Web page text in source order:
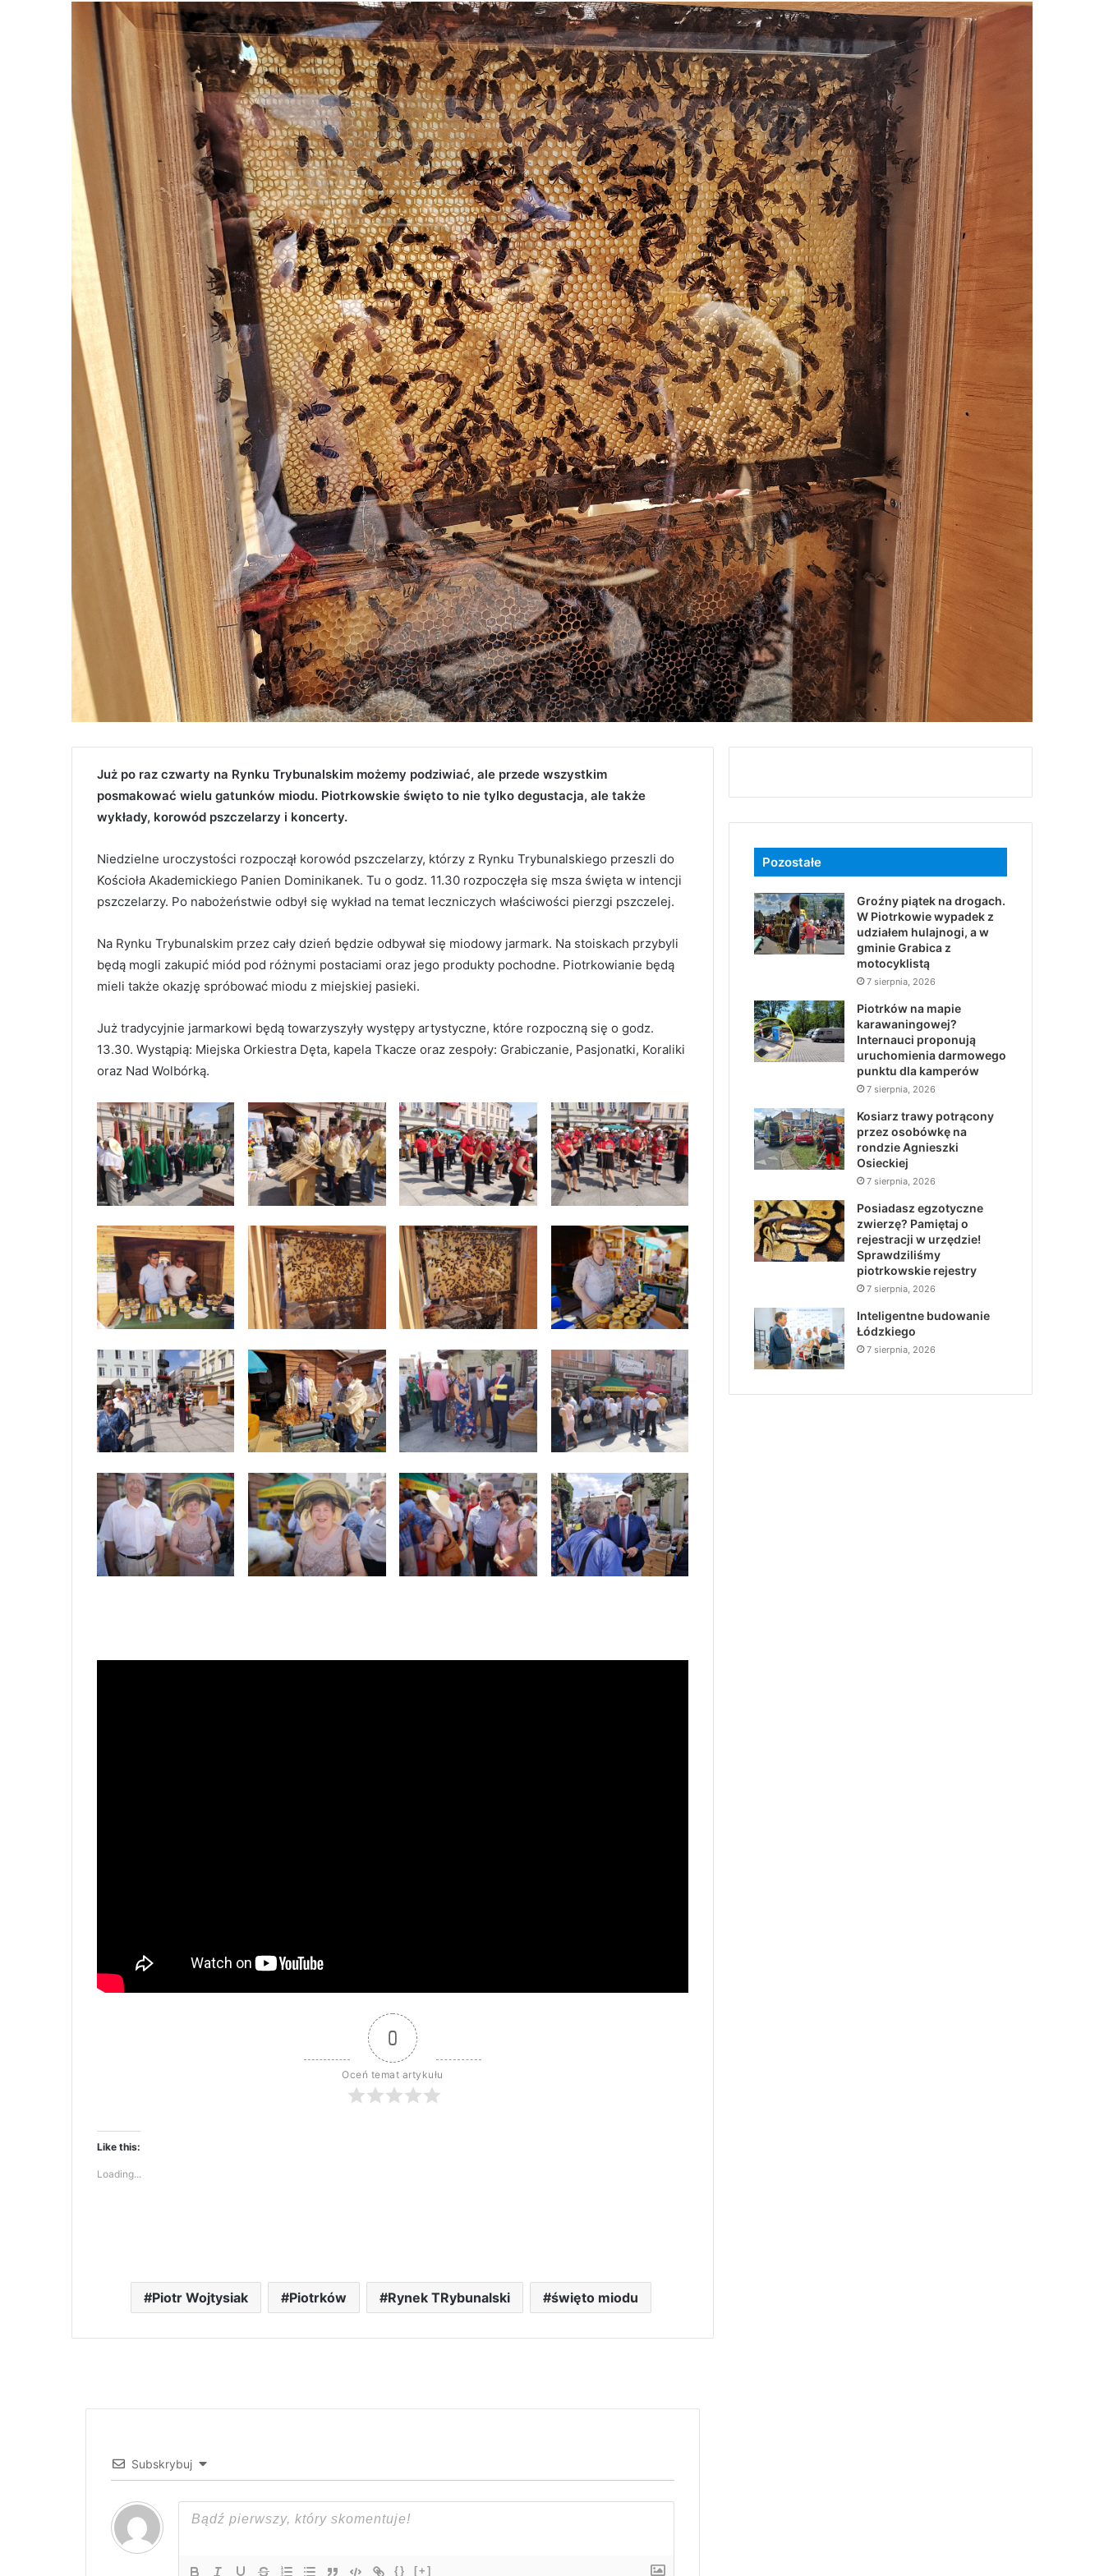
Już po raz czwarty na Rynku Trybunalskim możemy podziwiać, ale przede wszystkim
posmakować wielu gatunków miodu. Piotrkowskie święto to nie tylko degustacja, ale także
wykłady, korowód pszczelarzy i koncerty.
Niedzielne uroczystości rozpoczął korowód pszczelarzy, którzy z Rynku Trybunalskiego przeszli do
Kościoła Akademickiego Panien Dominikanek. Tu o godz. 11.30 rozpoczęła się msza święta w intencji
pszczelarzy. Po nabożeństwie odbył się wykład na temat leczniczych właściwości pierzgi pszczelej.
Na Rynku Trybunalskim przez cały dzień będzie odbywał się miodowy jarmark. Na stoiskach przybyli
będą mogli zakupić miód pod różnymi postaciami oraz jego produkty pochodne. Piotrkowianie będą
mieli także okazję spróbować miodu z miejskiej pasieki.
Już tradycyjnie jarmarkowi będą towarzyszyły występy artystyczne, które rozpoczną się o godz.
13.30. Wystąpią: Miejska Orkiestra Dęta, kapela Tkacze oraz zespoły: Grabiczanie, Pasjonatki, Koraliki
oraz Nad Wolbórką.
0
Oceń temat artykułu
Like this:
Loading...
Piotr Wojtysiak Piotrków Rynek TRybunalski święto miodu
Subskrybuj
{} [+]
Pozostałe
Groźny piątek na drogach.
W Piotrkowie wypadek z
udziałem hulajnogi, a w
gminie Grabica z
motocyklistą
7 sierpnia, 2026
Piotrków na mapie
karawaningowej?
Internauci proponują
uruchomienia darmowego
punktu dla kamperów
7 sierpnia, 2026
Kosiarz trawy potrącony
przez osobówkę na
rondzie Agnieszki
Osieckiej
7 sierpnia, 2026
Posiadasz egzotyczne
zwierzę? Pamiętaj o
rejestracji w urzędzie!
Sprawdziliśmy
piotrkowskie rejestry
7 sierpnia, 2026
Inteligentne budowanie
Łódzkiego
7 sierpnia, 2026